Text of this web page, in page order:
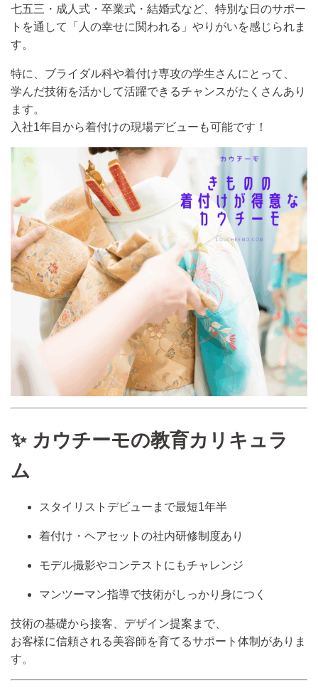
七五三・成人式・卒業式・結婚式など、特別な日のサポー
トを通して「人の幸せに関われる」やりがいを感じられま
す。
特に、ブライダル科や着付け専攻の学生さんにとって、
学んだ技術を活かして活躍できるチャンスがたくさんあり
ます。
入社1年目から着付けの現場デビューも可能です！
✨ カウチーモの教育カリキュラ
ム
スタイリストデビューまで最短1年半
着付け・ヘアセットの社内研修制度あり
モデル撮影やコンテストにもチャレンジ
マンツーマン指導で技術がしっかり身につく
技術の基礎から接客、デザイン提案まで、
お客様に信頼される美容師を育てるサポート体制がありま
す。